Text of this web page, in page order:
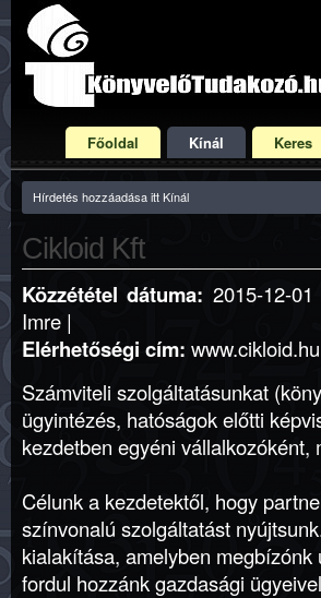
Főoldal Kínál Keres
Hírdetés hozzáadása itt Kínál
Cikloid Kft
Közzététel dátuma: 2015-12-
Imre |
Elérhetőségi cím:
Számviteli szolgáltatásunkat
ügyintézés, hatóságok előtti
kezdetben egyéni
Célunk a kezdetektől, hogy
színvonalú szolgáltatást
kialakítása, amelyben
fordul hozzánk gazdasági